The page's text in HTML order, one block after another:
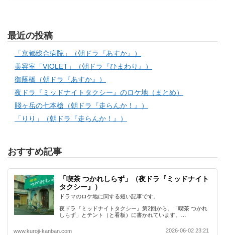
最近の投稿
「京都総合病院」（朝ドラ『あすか』）
美容室「VIOLET」（朝ドラ『ひまわり』）
御蔭橋（朝ドラ『あすか』）
夜ドラ『ミッドナイトタクシー』のロケ地（まとめ）
賤ヶ岳の七本槍（朝ドラ『走らんか！』）
「りり」（朝ドラ『走らんか！』）
おすすめ記事
「喫茶 つかれしらず」（夜ドラ『ミッドナイト
タクシー』）
ドラマのロケ地に関する短い記事です。
夜ドラ『ミッドナイトタクシー』第2回から。「喫茶 つかれ
しらず」とテント（と看板）に書かれています。…
www.kuroji-kanban.com 2026-06-02 23:21